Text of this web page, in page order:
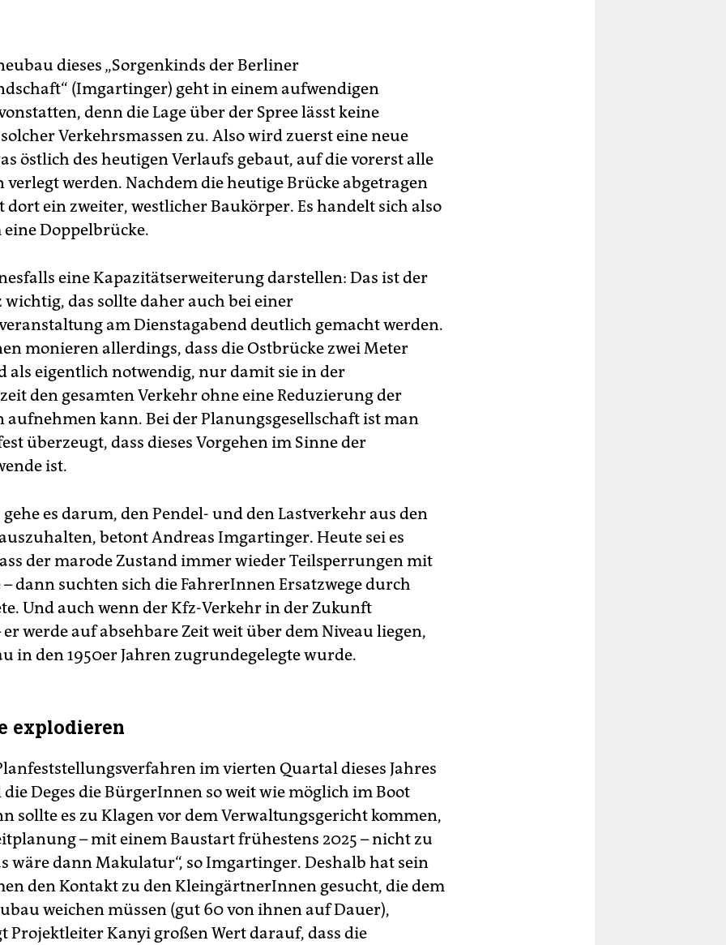
dieses „Sorgenkinds der Berliner
(Imgartinger) geht in einem aufwendigen
denn die Lage über der Spree lässt keine
Verkehrsmassen zu. Also wird zuerst eine neue
östlich des heutigen Verlaufs gebaut, auf die vorerst alle
verlegt werden. Nachdem die heutige Brücke abgetragen
dort ein zweiter, westlicher Baukörper. Es handelt sich also
Doppelbrücke.
eine Kapazitätserweiterung darstellen: Das ist der
wichtig, das sollte daher auch bei einer
am Dienstagabend deutlich gemacht werden.
monieren allerdings, dass die Ostbrücke zwei Meter
als eigentlich notwendig, nur damit sie in der
den gesamten Verkehr ohne eine Reduzierung der
aufnehmen kann. Bei der Planungsgesellschaft ist man
überzeugt, dass dieses Vorgehen im Sinne der
ist.
es darum, den Pendel- und den Lastverkehr aus den
betont Andreas Im­gartinger. Heute sei es
der marode Zustand immer wieder Teilsperrungen mit
dann suchten sich die FahrerInnen Ersatzwege durch
Und auch wenn der Kfz-Verkehr in der Zukunft
werde auf absehbare Zeit weit über dem Niveau liegen,
in den 1950er Jahren zugrundegelegte wurde.
explodieren
im vierten Quartal dieses Jahres
Deges die BürgerInnen so weit wie möglich im Boot
sollte es zu Klagen vor dem Verwaltungsgericht kommen,
– mit einem Baustart frühestens 2025 – nicht zu
wäre dann Makulatur“, so Imgartinger. Deshalb hat sein
den Kontakt zu den KleingärtnerInnen gesucht, die dem
weichen müssen (gut 60 von ihnen auf Dauer),
Projektleiter Kanyi großen Wert darauf, dass die